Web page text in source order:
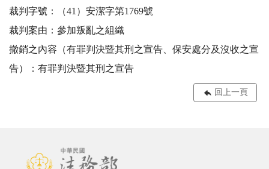
裁判字號：（41）安潔字第1769號
裁判案由：參加叛亂之組織
撤銷之內容（有罪判決暨其刑之宣告、保安處分及沒收之宣
告）：有罪判決暨其刑之宣告
回上一頁